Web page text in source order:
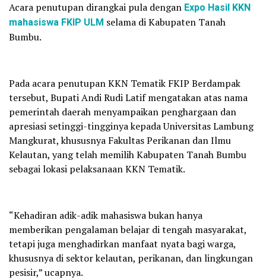
Acara penutupan dirangkai pula dengan Expo Hasil KKN
mahasiswa FKIP ULM selama di Kabupaten Tanah
Bumbu.
Pada acara penutupan KKN Tematik FKIP Berdampak
tersebut, Bupati Andi Rudi Latif mengatakan atas nama
pemerintah daerah menyampaikan penghargaan dan
apresiasi setinggi-tingginya kepada Universitas Lambung
Mangkurat, khususnya Fakultas Perikanan dan Ilmu
Kelautan, yang telah memilih Kabupaten Tanah Bumbu
sebagai lokasi pelaksanaan KKN Tematik.
“Kehadiran adik-adik mahasiswa bukan hanya
memberikan pengalaman belajar di tengah masyarakat,
tetapi juga menghadirkan manfaat nyata bagi warga,
khususnya di sektor kelautan, perikanan, dan lingkungan
pesisir,” ucapnya.